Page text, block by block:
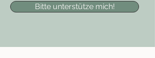
Bitte unterstütze mich!